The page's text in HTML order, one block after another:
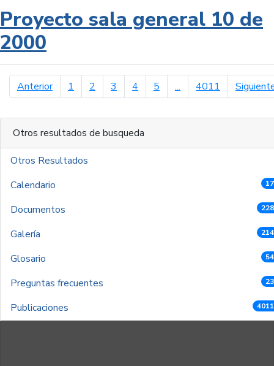
Proyecto sala general 10 de
2000
Anteriorpágina anterior
1 2 3 4 5 ... 4011
Otros resultados de busqueda
Otros Resultados
Calendario
Documentos
Galería
Glosario
Preguntas frecuentes
Publicaciones